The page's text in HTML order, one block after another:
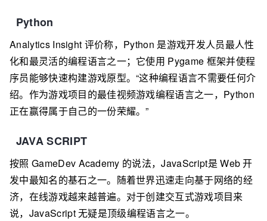
Python
Analytics Insight 评价称，Python 是游戏开发人员最人性
化和最灵活的编程语言之一；它使用 Pygame 框架并使程
序员能够快速构建游戏原型。“这种编程语言不需要任何介
绍。作为游戏项目的最佳视频游戏编程语言之一，Python
正在赢得属于自己的一份荣耀。”
JAVA SCRIPT
按照 GameDev Academy 的说法，JavaScript是 Web 开
发中最知名的基石之一。随着世界迅速走向基于网络的经
济，在线游戏越来越普遍。对于创建交互式游戏项目来
说，JavaScript 无疑是顶级编程语言之一。